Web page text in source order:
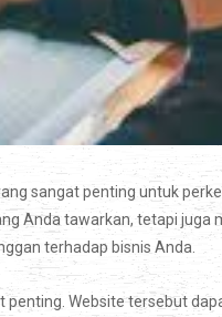
sangat penting untuk
Anda tawarkan, tetapi juga
terhadap bisnis Anda.
penting. Website tersebut